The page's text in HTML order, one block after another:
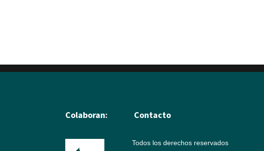
Colaboran: Contacto
Todos los derechos reservados